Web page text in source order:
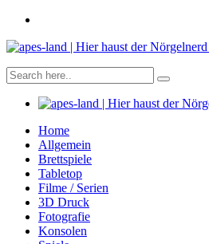
Home
Allgemein
Brettspiele
Tabletop
Filme / Serien
3D Druck
Fotografie
Konsolen